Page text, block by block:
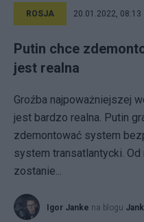
ROSJA 20.01.2022, 08:13
Putin chce
jest realna
Groźba najpoważniejszej
jest bardzo realna. Putin
zdemontować system
system transatlantycki.
zostanie...
Igor Janke na blogu